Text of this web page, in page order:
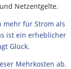
Netzentgelte.
mehr für Strom als
ist ein erheblicher
Glück.
Mehrkosten ab.